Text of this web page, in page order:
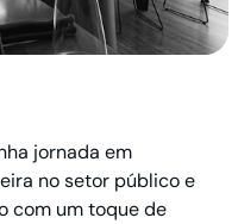
jornada em
no setor público e
com um toque de